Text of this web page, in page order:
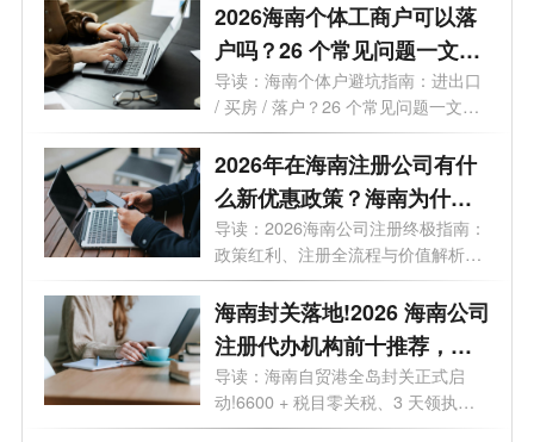
2026海南个体工商户可以落
户吗？26 个常见问题一文读
懂
导读：海南个体户避坑指南：进出口
/ 买房 / 落户？26 个常见问题一文读
懂最...
2026年在海南注册公司有什
么新优惠政策？海南为什么
是块宝地？
导读：2026海南公司注册终极指南：
政策红利、注册全流程与价值解析。
2026年...
海南封关落地!2026 海南公司
注册代办机构前十推荐，海
口 / 三亚营业执照代办选这些
不踩坑
导读：海南自贸港全岛封关正式启
动!6600 + 税目零关税、3 天领执
照、15% 企业...